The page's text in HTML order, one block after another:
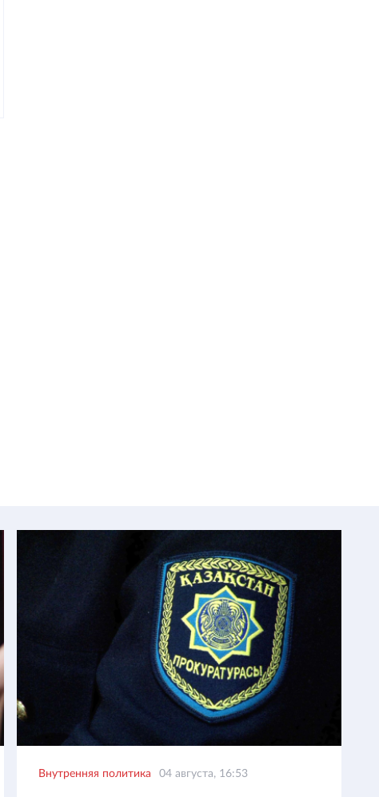
Внутренняя политика 04 августа, 16:53